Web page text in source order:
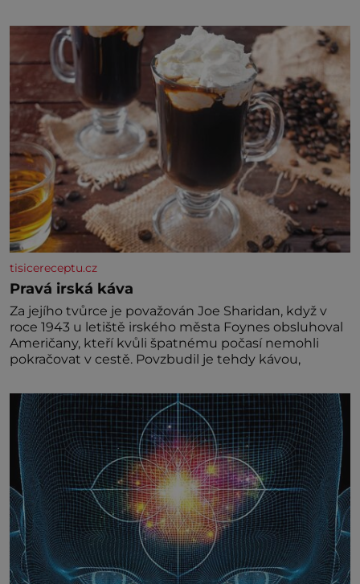
jednoduchost, měkkost a bezpečí, proto by pokoj
miminka měl působit především klidně a útulně.
Předškolní věk je
tisicereceptu.cz
Pravá irská káva
Za jejího tvůrce je považován Joe Sharidan, když v
roce 1943 u letiště irského města Foynes obsluhoval
Američany, kteří kvůli špatnému počasí nemohli
pokračovat v cestě. Povzbudil je tehdy kávou,